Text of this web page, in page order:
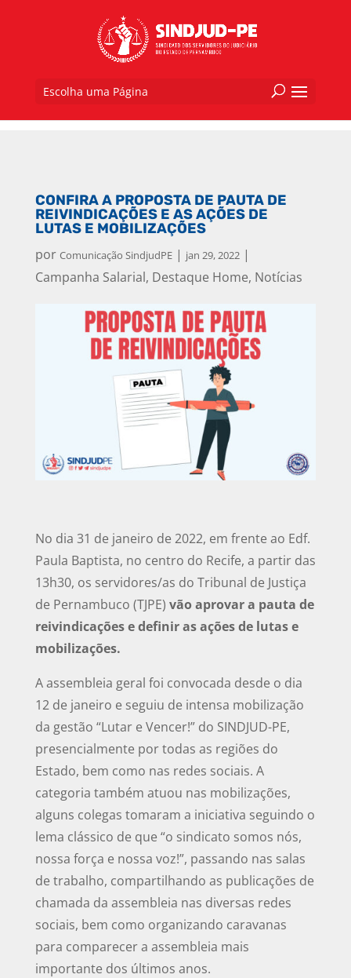
Escolha uma Página
CONFIRA A PROPOSTA DE PAUTA DE
REIVINDICAÇÕES E AS AÇÕES DE
LUTAS E MOBILIZAÇÕES
por Comunicação SindjudPE| jan 29, 2022|
Campanha Salarial, Destaque Home, Notícias
No dia 31 de janeiro de 2022, em frente ao Edf.
Paula Baptista, no centro do Recife, a partir das
13h30, os servidores/as do Tribunal de Justiça
de Pernambuco (TJPE) vão aprovar a pauta de
reivindicações e definir as ações de lutas e
mobilizações.
A assembleia geral foi convocada desde o dia
12 de janeiro e seguiu de intensa mobilização
da gestão “Lutar e Vencer!” do SINDJUD-PE,
presencialmente por todas as regiões do
Estado, bem como nas redes sociais. A
categoria também atuou nas mobilizações,
alguns colegas tomaram a iniciativa seguindo o
lema clássico de que “o sindicato somos nós,
nossa força e nossa voz!”, passando nas salas
de trabalho, compartilhando as publicações de
chamada da assembleia nas diversas redes
sociais, bem como organizando caravanas
para comparecer a assembleia mais
importante dos últimos anos.